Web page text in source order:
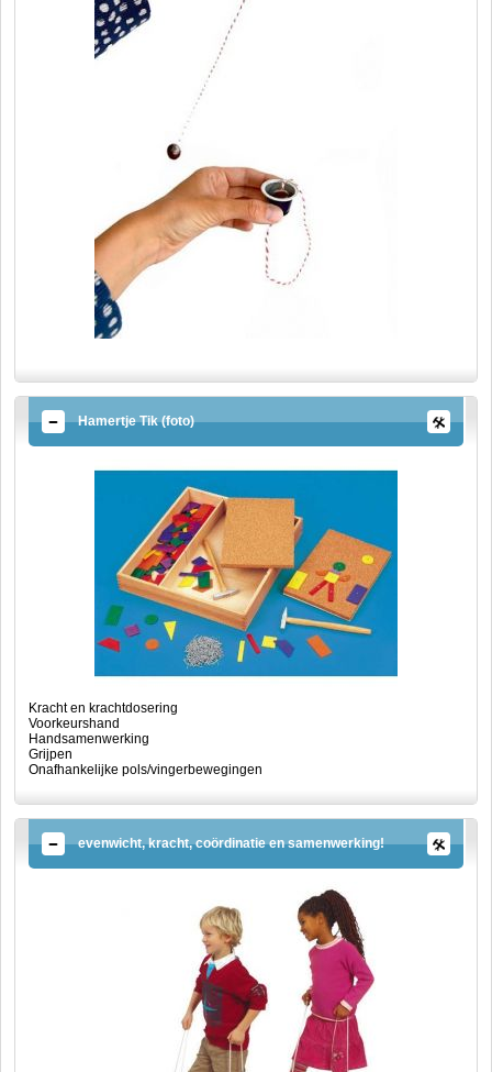
Hamertje Tik (foto)
Kracht en krachtdosering
Voorkeurshand
Handsamenwerking
Grijpen
Onafhankelijke pols/vingerbewegingen
evenwicht, kracht, coördinatie en samenwerking!